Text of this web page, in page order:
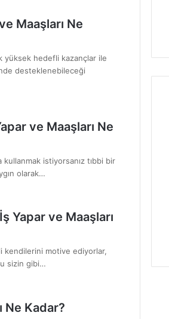
Maaşları Ne
yüksek hedefli kazançlar ile
desteklenebileceği
ve Maaşları Ne
istiyorsanız tıbbi bir
olarak…
Yapar ve Maaşları
kendilerini motive ediyorlar,
sizin gibi…
Ne Kadar?